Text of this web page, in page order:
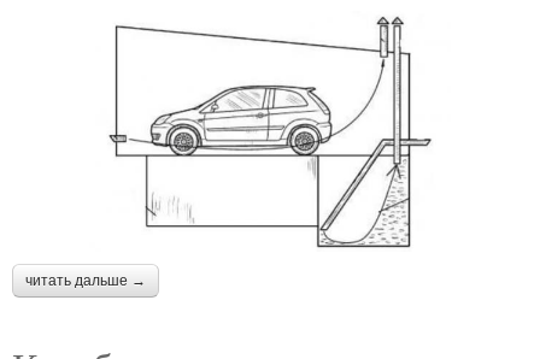
читать дальше →